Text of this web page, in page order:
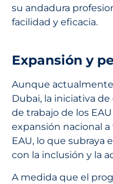
su andadura
facilidad y eficacia.
Expansión y
Aunque
Dubai, la iniciativa
de trabajo de los
expansión nacional
EAU, lo que subraya
con la inclusión y la
A medida que el